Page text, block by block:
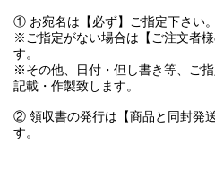
① お宛名は【必ず】ご指定下さい。
※ご指定がない場合は【ご注文者
す。
※その他、日付・但し書き等、ご
記載・作製致します。
② 領収書の発行は【商品と同封発
す。